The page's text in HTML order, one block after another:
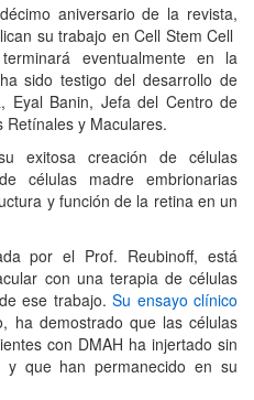
aniversario de la revista,
su trabajo en Cell Stem Cell
eventualmente en la
sido testigo del desarrollo de
Eyal Banin, Jefa del Centro de
Retínales y Maculares.
exitosa creación de células
células madre embrionarias
y función de la retina en un
por el Prof. Reubinoff, está
con una terapia de células
ese trabajo.Su ensayo clínico
ha demostrado que las células
con DMAH ha injertado sin
y que han permanecido en su